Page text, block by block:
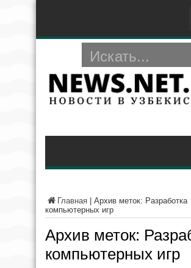
Главная
Архив меток: Разработка
компьютерных игр
Архив меток:
компьютерных игр